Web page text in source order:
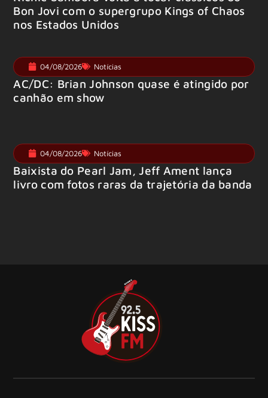
Bon Jovi com o supergrupo Kings of Chaos
nos Estados Unidos
04/08/2026 Notícias
AC/DC: Brian Johnson quase é atingido por
canhão em show
04/08/2026 Notícias
Baixista do Pearl Jam, Jeff Ament lança
livro com fotos raras da trajetória da banda